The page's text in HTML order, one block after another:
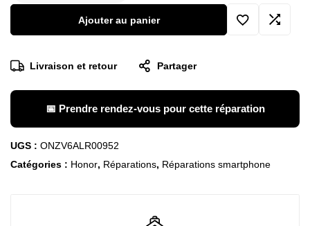
Ajouter au panier
Livraison et retour Partager
📅 Prendre rendez-vous pour cette réparation
UGS : ONZV6ALR00952
Catégories : Honor, Réparations, Réparations smartphone